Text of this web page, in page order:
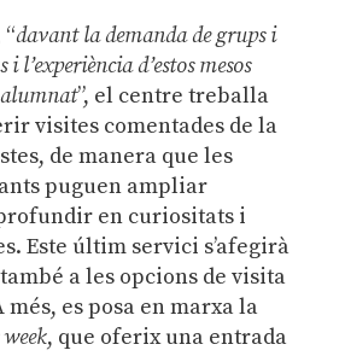
davant la demanda de grups i
l’experiència d’estos mesos
alumnat”, el centre treballa
visites comentades de la
de manera que les
puguen ampliar
en curiositats i
Este últim servici s’afegirà
a les opcions de visita
més, es posa en marxa la
, que oferix una entrada